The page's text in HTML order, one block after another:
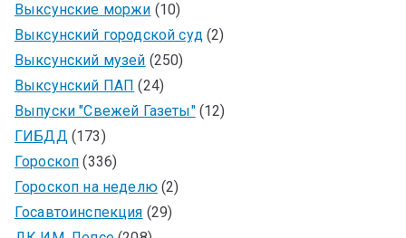
Выксунские моржи (10)
Выксунский городской суд(2)
Выксунский музей (250)
Выксунский ПАП (24)
Выпуски "Свежей Газеты"(12)
ГИБДД(173)
Гороскоп (336)
Гороскоп на неделю(2)
Госавтоинспекция (29)